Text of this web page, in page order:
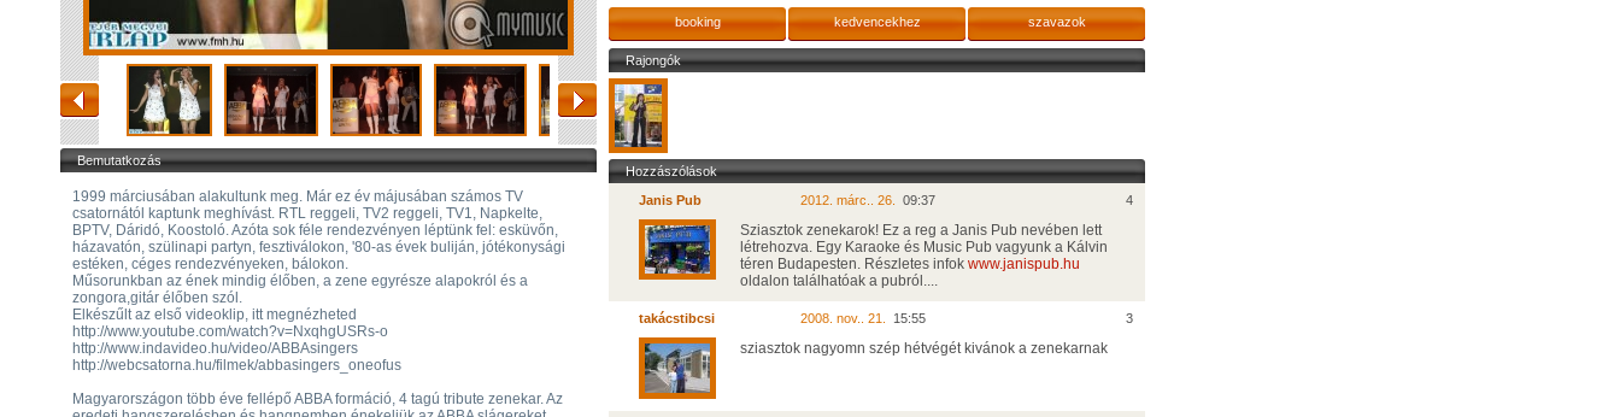
Bemutatkozás
1999 márciusában alakultunk meg. Már ez év májusában számos TV
csatornától kaptunk meghívást. RTL reggeli, TV2 reggeli, TV1, Napkelte,
BPTV, Dáridó, Koostoló. Azóta sok féle rendezvényen léptünk fel: esküvőn,
házavatón, szülinapi partyn, fesztiválokon, '80-as évek buliján, jótékonysági
estéken, céges rendezvényeken, bálokon.
Műsorunkban az ének mindig élőben, a zene egyrésze alapokról és a
zongora,gitár élőben szól.
Elkészűlt az első videoklip, itt megnézheted
http://www.youtube.com/watch?v=NxqhgUSRs-o
http://www.indavideo.hu/video/ABBAsingers
http://webcsatorna.hu/filmek/abbasingers_oneofus
Magyarországon több éve fellépő ABBA formáció, 4 tagú tribute zenekar. Az
booking kedvencekhez szavazok
Rajongók
Hozzászólások
Janis Pub
2012. márc.. 26. 09:37 4
Sziasztok zenekarok! Ez a reg a Janis Pub nevében lett
létrehozva. Egy Karaoke és Music Pub vagyunk a Kálvin
téren Budapesten. Részletes infok www.janispub.hu
oldalon találhatóak a pubról....
takácstibcsi 2008. nov.. 21. 15:55 3
sziasztok nagyomn szép hétvégét kivánok a zenekarnak